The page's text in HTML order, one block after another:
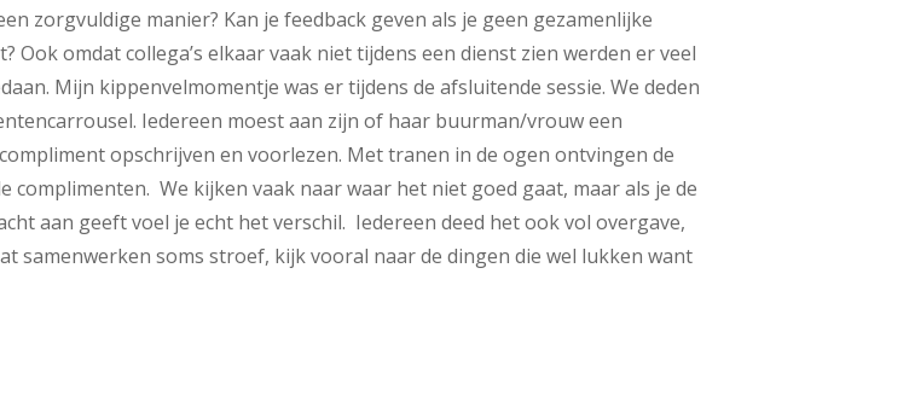
zorgvuldige manier? Kan je feedback geven als je geen gezamenlijke
Ook omdat collega’s elkaar vaak niet tijdens een dienst zien werden er veel
Mijn kippenvelmomentje was er tijdens de afsluitende sessie. We deden
Iedereen moest aan zijn of haar buurman/vrouw een
opschrijven en voorlezen. Met tranen in de ogen ontvingen de
complimenten. We kijken vaak naar waar het niet goed gaat, maar als je de
aan geeft voel je echt het verschil. Iedereen deed het ook vol overgave,
samenwerken soms stroef, kijk vooral naar de dingen die wel lukken want